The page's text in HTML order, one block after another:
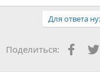
Для ответа
Поделиться: